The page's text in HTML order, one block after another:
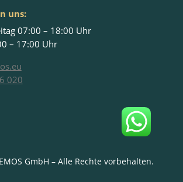
uns:
07:00 – 18:00 Uhr
– 17:00 Uhr
020
GmbH – Alle Rechte vorbehalten.